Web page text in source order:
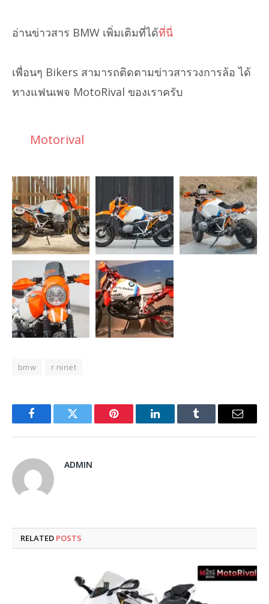
อ่านข่าวสาร BMW เพิ่มเติมที่ได้ที่นี่
เพื่อนๆ Bikers สามารถติดตามข่าวสารวงการล้อ ได้
ทางแฟนเพจ MotoRival ของเราครับ
Motorival
bmw r ninet
FacebookTwitter Pinterest LinkedInTumblr Email
ADMIN
RELATED POSTS